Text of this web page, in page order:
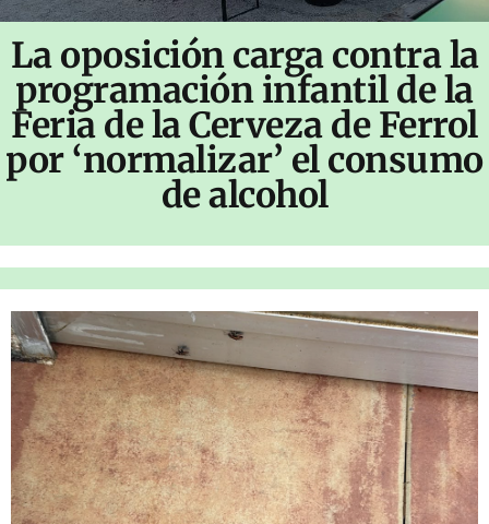
La oposición carga contra la
programación infantil de la
Feria de la Cerveza de Ferrol
por ‘normalizar’ el consumo
de alcohol